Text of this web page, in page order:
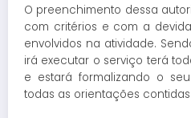
O preenchimento dessa
com critérios e com a
envolvidos na atividade.
irá executar o serviço terá
e estará formalizando o
todas as orientações